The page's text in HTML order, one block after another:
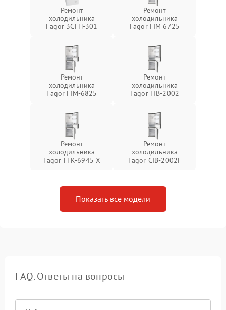
Ремонт
холодильника
Fagor 3CFH-301
Ремонт
холодильника
Fagor FIM 6725
Ремонт
холодильника
Fagor FIM-6825
Ремонт
холодильника
Fagor FIB-2002
Ремонт
холодильника
Fagor FFK-6945 X
Ремонт
холодильника
Fagor CIB-2002F
Показать все модели
FAQ. Ответы на вопросы